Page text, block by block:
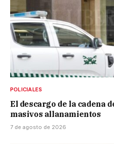
POLICIALES
El descargo de la cadena
masivos allanamientos
7 de agosto de 2026